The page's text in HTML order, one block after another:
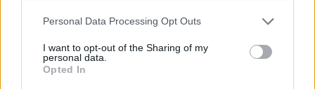
Personal Data Processing Opt Outs
I want to opt-out of the Sharing of my
personal data.
Opted In
αναπαράσταση της ορκωμοσίας των μανιάτικων
οικογενειών από μαθητές της Μάνης, ενώ
πραγματοποιήθηκε και η αδελφοποίηση του Δήμου